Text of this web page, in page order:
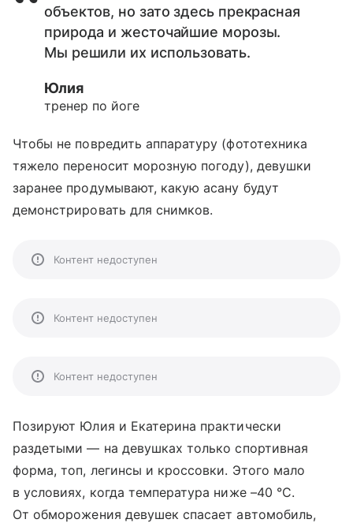
объектов, но зато здесь прекрасная
природа и жесточайшие морозы.
Мы решили их использовать.
Юлия
тренер по йоге
Чтобы не повредить аппаратуру (фототехника
тяжело переносит морозную погоду), девушки
заранее продумывают, какую асану будут
демонстрировать для снимков.
Контент недоступен
Контент недоступен
Контент недоступен
Позируют Юлия и Екатерина практически
раздетыми — на девушках только спортивная
форма, топ, легинсы и кроссовки. Этого мало
в условиях, когда температура ниже –40 °C.
От обморожения девушек спасает автомобиль,